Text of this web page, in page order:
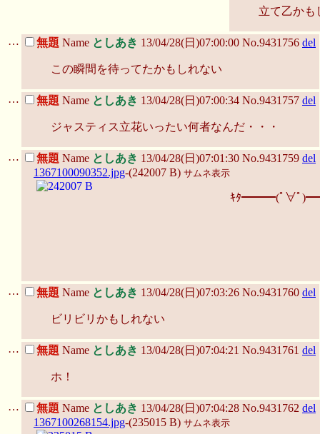
立て乙かも
… 無題 Name としあき 13/04/28(日)07:00:00 No.9431756 del
この瞬間を待ってたかもしれない
… 無題 Name としあき 13/04/28(日)07:00:34 No.9431757 del
ジャスティス立花いったい何者なんだ・・・
… 無題 Name としあき 13/04/28(日)07:01:30 No.9431759 del
1367100090352.jpg-(242007 B) サムネ表示
ｷﾀ━━━(ﾟ∀ﾟ
… 無題 Name としあき 13/04/28(日)07:03:26 No.9431760 del
ビリビリかもしれない
… 無題 Name としあき 13/04/28(日)07:04:21 No.9431761 del
ホ！
… 無題 Name としあき 13/04/28(日)07:04:28 No.9431762 del
1367100268154.jpg-(235015 B) サムネ表示